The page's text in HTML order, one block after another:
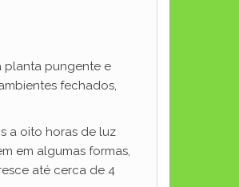
planta pungente e
fechados,
a oito horas de luz
em algumas formas,
até cerca de 4